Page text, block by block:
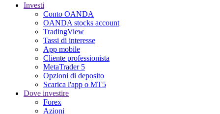
Investi
Conto OANDA
OANDA stocks account
TradingView
Tassi di interesse
App mobile
Cliente professionista
MetaTrader 5
Opzioni di deposito
Scarica l'app o MT5
Dove investire
Forex
Azioni